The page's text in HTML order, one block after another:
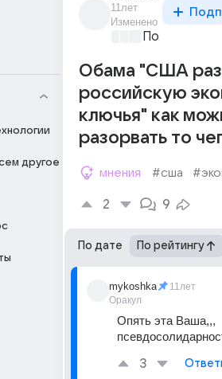
другое
11лет
Изменено
Обама "США
российскую
ключья" как
разорвать то
мнения #сша
2 9
По дате По рейтингу
mykoshka
Оракул
11лет
Опять эта Ваша,,,
3